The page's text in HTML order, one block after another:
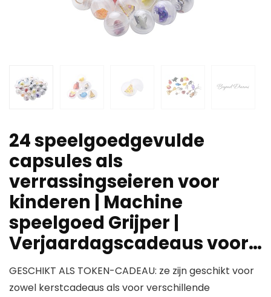
24 speelgoedgevulde
capsules als
verrassingseieren voor
kinderen | Machine
speelgoed Grijper |
Verjaardagscadeaus voor…
GESCHIKT ALS TOKEN-CADEAU: ze zijn geschikt voor
zowel kerstcadeaus als voor verschillende